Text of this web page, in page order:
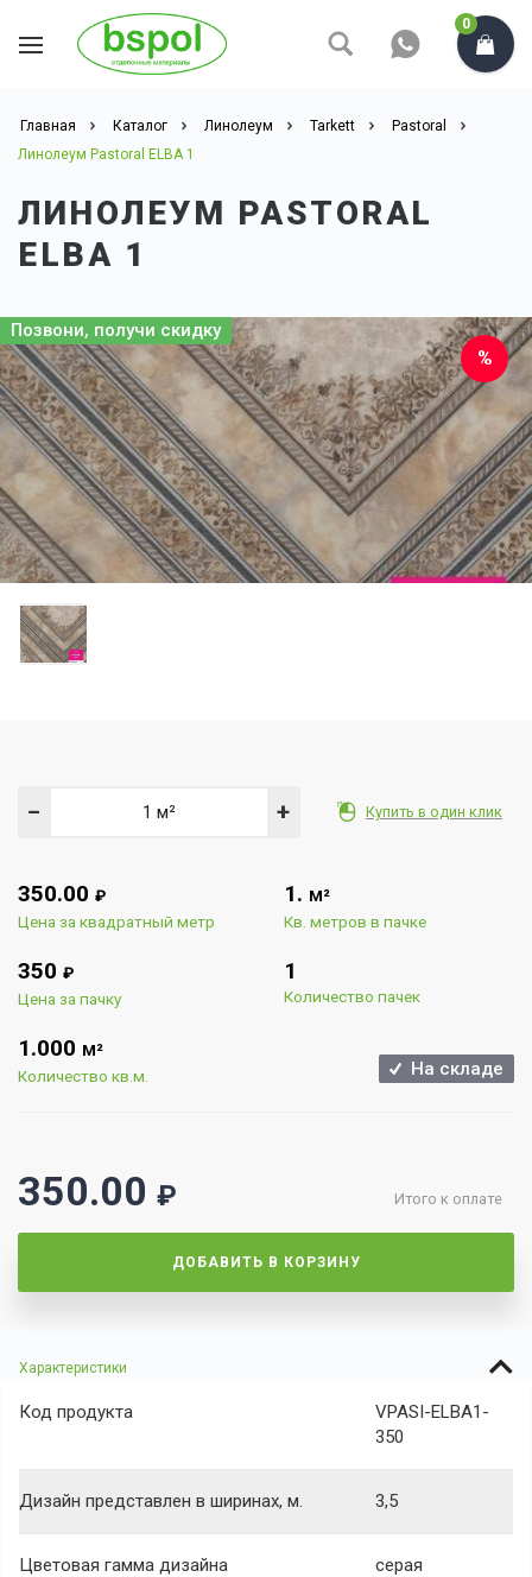
0
Главная Каталог Линолеум Tarkett
Pastoral
Линолеум Pastoral ELBA 1
ЛИНОЛЕУМ PASTORAL
ELBA 1
Позвони, получи скидку
Купить в один клик
− +
350.00 ₽
Цена за квадратный метр
1. М²
Кв. метров в пачке
350 ₽
Цена за пачку
1
Количество пачек
1.000 М²
Количество кв.м. На складе
Итого к оплате
350.00 ₽
ДОБАВИТЬ В КОРЗИНУ
Характеристики
Код продукта
VPASI-ELBA1-
350
Дизайн представлен в ширинах, м. 3,5
Цветовая гамма дизайна серая